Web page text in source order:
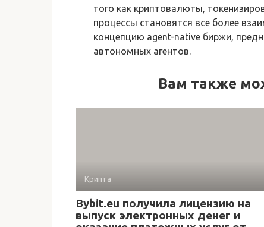
того как криптовалюты,
процессы становятся все более
концепцию agent-native биржи,
автономных агентов.
Вам также
Крипта
Bybit.eu получила лицензию на
выпуск электронных денег и